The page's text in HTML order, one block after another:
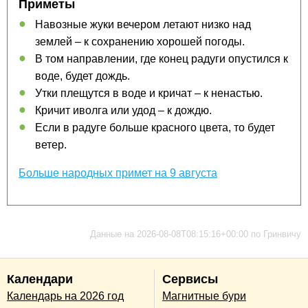
Приметы
Навозные жуки вечером летают низко над
землей – к сохранению хорошей погоды.
В том направлении, где конец радуги опустился к
воде, будет дождь.
Утки плещутся в воде и кричат – к ненастью.
Кричит иволга или удод – к дождю.
Если в радуге больше красного цвета, то будет
ветер.
Больше народных примет на 9 августа
Данные на 2026-08-08T08:15:16+00:00 по Гринвичу
Календари
Календарь на 2026 год
Сервисы
Магнитные бури